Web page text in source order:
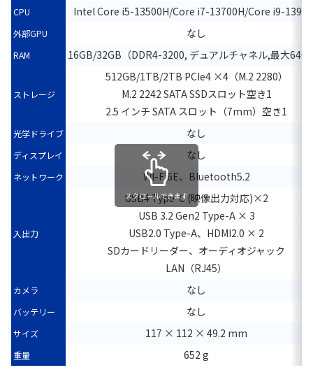
CPU Intel Core i5-13500H/Core i7-13700H/Core i9-
外部GPU なし
RAM 16GB/32GB（DDR4-3200, デュアルチャネル,最大
ストレージ
512GB/1TB/2TB PCIe4 ×4（M.2 2280）
M.2 2242 SATA SSDスロット空き1
2.5 インチ SATA スロット（7mm）空き1
光学ドライブ なし
ディスプレイ なし
ネットワーク WI-Fi6E、Bluetooth5.2
入出力
USB4 Type-C (映像出力対応)×2
USB 3.2 Gen2 Type-A × 3
USB2.0 Type-A、HDMI2.0 × 2
SDカードリーダー、オーディオジャック
LAN（RJ45）
カメラ なし
バッテリー なし
サイズ 117 × 112 × 49.2 mm
重量 652 g
スクロールできます